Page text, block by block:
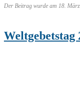
Der Beitrag wurde am 18.
Weltgebetstag